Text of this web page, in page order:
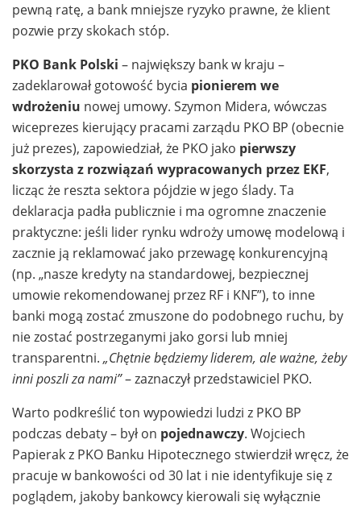
pewną ratę, a bank mniejsze ryzyko prawne, że klient
pozwie przy skokach stóp.
PKO Bank Polski – największy bank w kraju –
zadeklarował gotowość bycia pionierem we
wdrożeniu nowej umowy. Szymon Midera, wówczas
wiceprezes kierujący pracami zarządu PKO BP (obecnie
już prezes), zapowiedział, że PKO jako pierwszy
skorzysta z rozwiązań wypracowanych przez EKF,
licząc że reszta sektora pójdzie w jego ślady. Ta
deklaracja padła publicznie i ma ogromne znaczenie
praktyczne: jeśli lider rynku wdroży umowę modelową i
zacznie ją reklamować jako przewagę konkurencyjną
(np. „nasze kredyty na standardowej, bezpiecznej
umowie rekomendowanej przez RF i KNF”), to inne
banki mogą zostać zmuszone do podobnego ruchu, by
nie zostać postrzeganymi jako gorsi lub mniej
transparentni. „Chętnie będziemy liderem, ale ważne, żeby
inni poszli za nami”– zaznaczył przedstawiciel PKO.
Warto podkreślić ton wypowiedzi ludzi z PKO BP
podczas debaty – był on pojednawczy. Wojciech
Papierak z PKO Banku Hipotecznego stwierdził wręcz, że
pracuje w bankowości od 30 lat i nie identyfikuje się z
poglądem, jakoby bankowcy kierowali się wyłącznie